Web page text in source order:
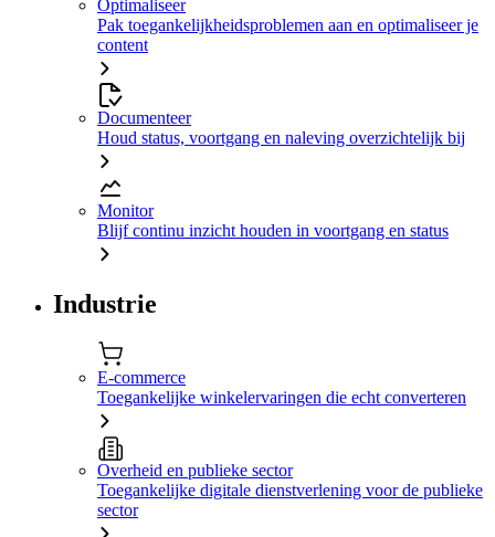
Optimaliseer
Pak toegankelijkheidsproblemen aan en optimaliseer je
content
Documenteer
Houd status, voortgang en naleving overzichtelijk bij
Monitor
Blijf continu inzicht houden in voortgang en status
Industrie
E-commerce
Toegankelijke winkelervaringen die echt converteren
Overheid en publieke sector
Toegankelijke digitale dienstverlening voor de publieke
sector